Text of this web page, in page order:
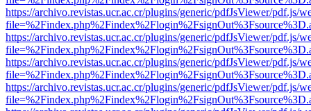
https://archivo.revistas.ucr.ac.cr/plugins/generic/pdfJsViewer/pdf.js/
https://archivo.revistas.ucr.ac.cr/plugins/generic/pdfJsViewer/pdf.js/
https://archivo.revistas.ucr.ac.cr/plugins/generic/pdfJsViewer/pdf.js/
https://archivo.revistas.ucr.ac.cr/plugins/generic/pdfJsViewer/pdf.js/